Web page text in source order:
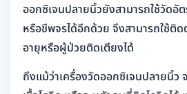
ออกซิเจนปลายนิ้วยังสามารถใช้วัดอั
หรือชีพจรได้อีกด้วย จึงสามารถใช้ติ
อายุหรือผู้ป่วยติดเตียงได้
ถึงแม้ว่าเครื่องวัดออกซิเจนปลายนิ้ว